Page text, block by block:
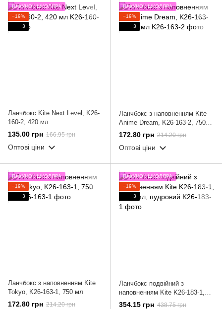
ПАКУНОК ШКОЛЯРА
−19%
3
Ланчбокс Kite Next Level, K26-
160-2, 420 мл
135.00 грн 166.95 грн
Оптові ціни
ПАКУНОК ШКОЛЯРА
−19%
3
Ланчбокс з наповненням Kite
Anime Dream, K26-163-2, 750
мл
172.80 грн 214.20 грн
Оптові ціни
ПАКУНОК ШКОЛЯРА
−19%
3
Ланчбокс з наповненням Kite
Tokyo, K26-163-1, 750 мл
172.80 грн 214.20 грн
ПАКУНОК ШКОЛЯРА
−19%
3
Ланчбокс подвійний з
наповненням Kite K26-183-1,
1400 мл, пудровий
354.15 грн 438.75 грн